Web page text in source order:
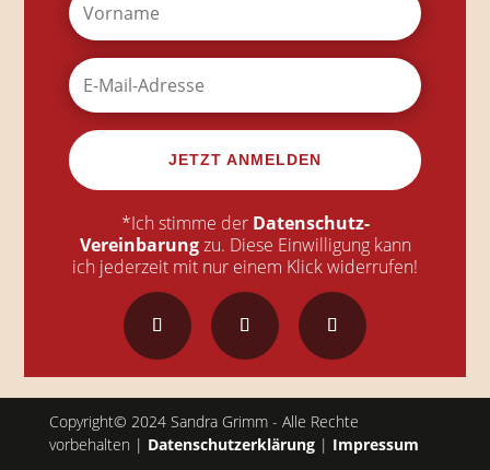
JETZT ANMELDEN
*Ich stimme derDatenschutz-
Vereinbarung zu. Diese Einwilligung kann
ich jederzeit mit nur einem Klick widerrufen!
Copyright© 2024 Sandra Grimm - Alle Rechte
vorbehalten | Datenschutzerklärung | Impressum